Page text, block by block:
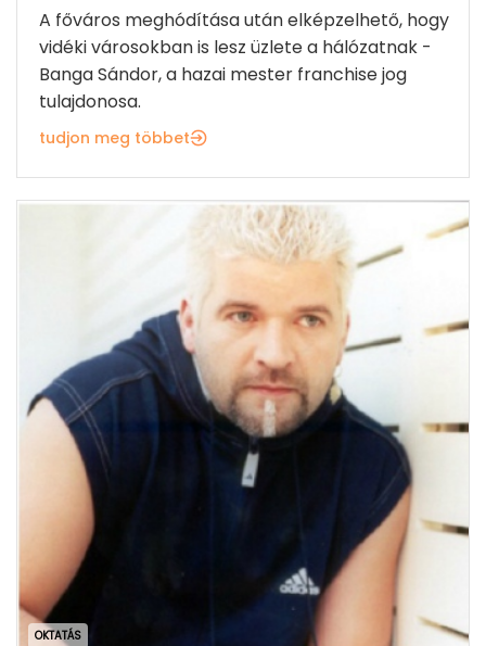
A főváros meghódítása után elképzelhető, hogy
vidéki városokban is lesz üzlete a hálózatnak -
Banga Sándor, a hazai mester franchise jog
tulajdonosa.
tudjon meg többet
OKTATÁS